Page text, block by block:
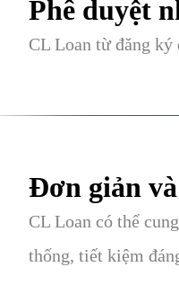
Phê duyệt
CL Loan từ đăng
Đơn giản
CL Loan có thể
thống, tiết kiệm